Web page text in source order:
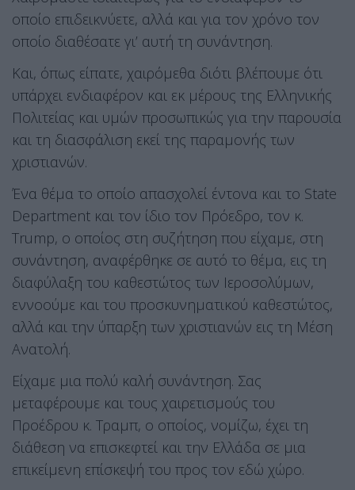
οποίο επιδεικνύετε, αλλά και για τον χρόνο τον
οποίο διαθέσατε γι’ αυτή τη συνάντηση.
Και, όπως είπατε, χαιρόμεθα διότι βλέπουμε ότι
υπάρχει ενδιαφέρον και εκ μέρους της Ελληνικής
Πολιτείας και υμών προσωπικώς για την παρουσία
και τη διασφάλιση εκεί της παραμονής των
χριστιανών.
Ένα θέμα το οποίο απασχολεί έντονα και το State
Department και τον ίδιο τον Πρόεδρο, τον κ.
Trump, ο οποίος στη συζήτηση που είχαμε, στη
συνάντηση, αναφέρθηκε σε αυτό το θέμα, εις τη
διαφύλαξη του καθεστώτος των Ιεροσολύμων,
εννοούμε και του προσκυνηματικού καθεστώτος,
αλλά και την ύπαρξη των χριστιανών εις τη Μέση
Ανατολή.
Είχαμε μια πολύ καλή συνάντηση. Σας
μεταφέρουμε και τους χαιρετισμούς του
Προέδρου κ. Τραμπ, ο οποίος, νομίζω, έχει τη
διάθεση να επισκεφτεί και την Ελλάδα σε μια
επικείμενη επίσκεψή του προς τον εδώ χώρο.